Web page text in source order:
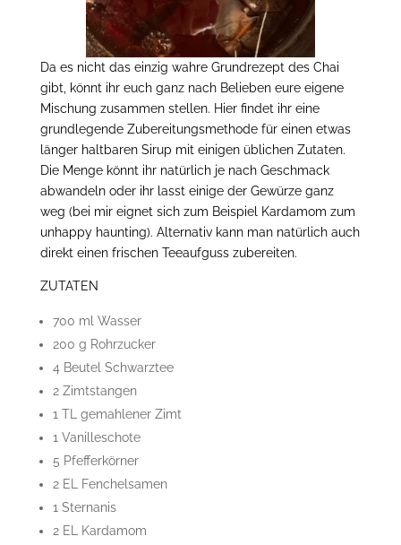
Da es nicht das einzig wahre Grundrezept des Chai
gibt, könnt ihr euch ganz nach Belieben eure eigene
Mischung zusammen stellen. Hier findet ihr eine
grundlegende Zubereitungsmethode für einen etwas
länger haltbaren Sirup mit einigen üblichen Zutaten.
Die Menge könnt ihr natürlich je nach Geschmack
abwandeln oder ihr lasst einige der Gewürze ganz
weg (bei mir eignet sich zum Beispiel Kardamom zum
unhappy haunting). Alternativ kann man natürlich auch
direkt einen frischen Teeaufguss zubereiten.
ZUTATEN
700 ml Wasser
200 g Rohrzucker
4 Beutel Schwarztee
2 Zimtstangen
1 TL gemahlener Zimt
1 Vanilleschote
5 Pfefferkörner
2 EL Fenchelsamen
1 Sternanis
2 EL Kardamom